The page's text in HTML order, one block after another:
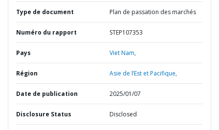
Type de document Plan de passation des marchés
Numéro du rapport STEP107353
Pays Viet Nam,
Région Asie de l’Est et Pacifique,
Date de publication 2025/01/07
Disclosure Status Disclosed